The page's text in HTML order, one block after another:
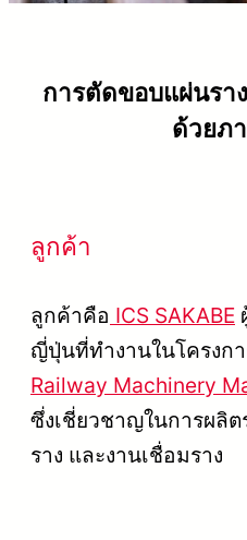
การตัดขอบแผ่นรา
ด้วยภ
ลูกค้า
ลูกค้าคือ ICS SAKABE
ญี่ปุ่นที่ทำงานในโครงก
Railway Machinery
ซึ่งเชี่ยวชาญในการผลิต
ราง และงานเชื่อมราง